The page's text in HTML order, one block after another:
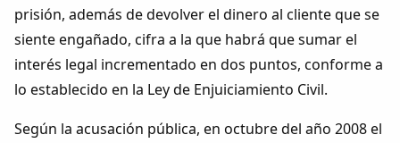
Dichos
Cancionero Local
prisión, además de devolver el dinero al cliente que se
siente engañado, cifra a la que habrá que sumar el
interés legal incrementado en dos puntos, conforme a
lo establecido en la Ley de Enjuiciamiento Civil.
Según la acusación pública, en octubre del año 2008 el